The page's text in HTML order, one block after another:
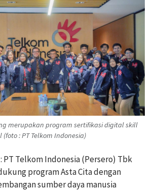
merupakan program sertifikasi digital skill
: PT Telkom Indonesia)
PT Telkom Indonesia (Persero) Tbk
program Asta Cita dengan
sumber daya manusia